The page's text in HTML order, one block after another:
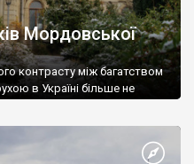
Мордовської
контрасту між багатством
в Україні більше не